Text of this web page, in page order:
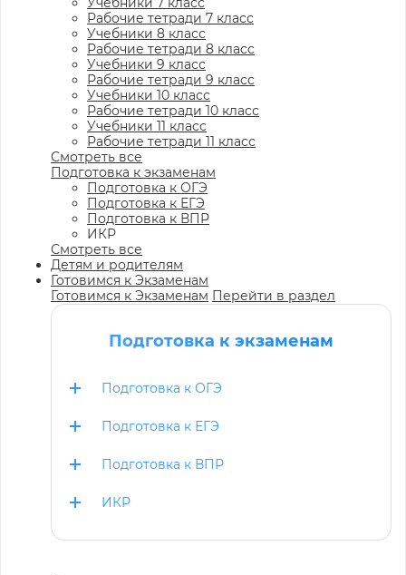
Рабочие тетради 7 класс
Учебники 8 класс
Рабочие тетради 8 класс
Учебники 9 класс
Рабочие тетради 9 класс
Учебники 10 класс
Рабочие тетради 10 класс
Учебники 11 класс
Рабочие тетради 11 класс
Смотреть все
Подготовка к экзаменам
Подготовка к ОГЭ
Подготовка к ЕГЭ
Подготовка к ВПР
ИКР
Смотреть все
Детям и родителям
Готовимся к Экзаменам
Готовимся к Экзаменам Перейти в раздел
Подготовка к экзаменам
Подготовка к ОГЭ
Подготовка к ЕГЭ
Подготовка к ВПР
ИКР